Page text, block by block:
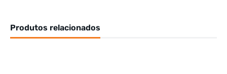
Produtos relacionados